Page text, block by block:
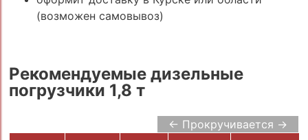
(возможен самовывоз)
Рекомендуемые дизельные
погрузчики 1,8 т
← Прокручивается →